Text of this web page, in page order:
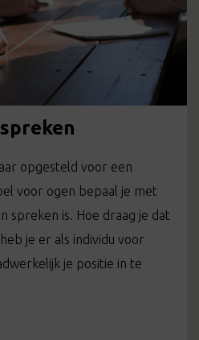
opgesteld voor een
voor ogen bepaal je met
spreken is. Hoe draag je dat
je er als individu voor
je positie in te